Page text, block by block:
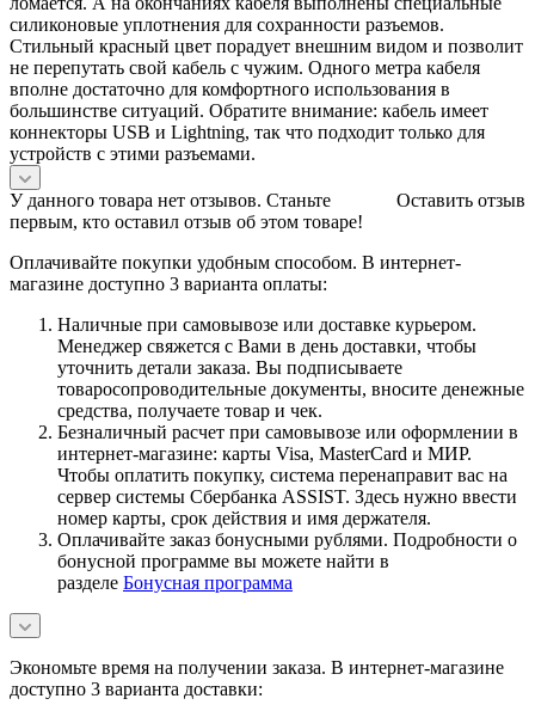
силиконовые уплотнения для сохранности разъемов.
Стильный красный цвет порадует внешним видом и позволит
не перепутать свой кабель с чужим. Одного метра кабеля
вполне достаточно для комфортного использования в
большинстве ситуаций. Обратите внимание: кабель имеет
коннекторы USB и Lightning, так что подходит только для
устройств с этими разъемами.
Оставить отзыв
У данного товара нет отзывов. Станьте
первым, кто оставил отзыв об этом товаре!
Оплачивайте покупки удобным способом. В интернет-
магазине доступно 3 варианта оплаты:
Наличные при самовывозе или доставке курьером.
Менеджер свяжется с Вами в день доставки, чтобы
уточнить детали заказа. Вы подписываете
товаросопроводительные документы, вносите денежные
средства, получаете товар и чек.
Безналичный расчет при самовывозе или оформлении в
интернет-магазине: карты Visa, MasterCard и МИР.
Чтобы оплатить покупку, система перенаправит вас на
сервер системы Сбербанка ASSIST. Здесь нужно ввести
номер карты, срок действия и имя держателя.
Оплачивайте заказ бонусными рублями. Подробности о
бонусной программе вы можете найти в
разделе Бонусная программа
Экономьте время на получении заказа. В интернет-магазине
доступно 3 варианта доставки: